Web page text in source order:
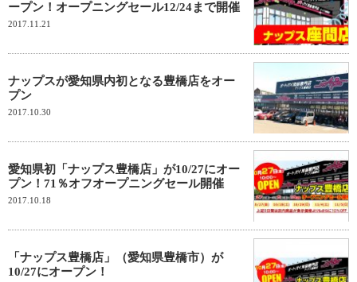
ープン！オープニングセール12/24まで開催
2017.11.21
ナップスが愛知県内初となる豊橋店をオー
プン
2017.10.30
愛知県初「ナップス豊橋店」が10/27にオー
プン！71％オフオープニングセール開催
2017.10.18
「ナップス豊橋店」（愛知県豊橋市）が
10/27にオープン！